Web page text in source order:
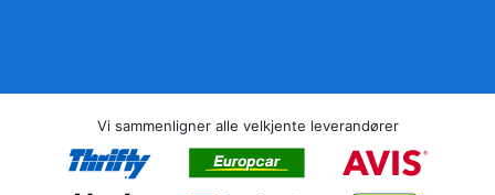
Vi sammenligner alle velkjente leverandører